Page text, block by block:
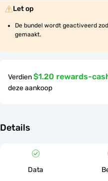
Let op
De bundel wordt geactiveerd
gemaakt.
Verdien$1.20 rewards-
deze aankoop
Details
Data